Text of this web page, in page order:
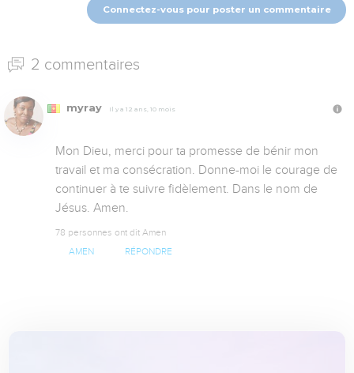
Connectez-vous pour poster un commentaire
2 commentaires
myray Il y a 12 ans, 10 mois
Mon Dieu, merci pour ta promesse de bénir mon
travail et ma consécration. Donne-moi le courage de
continuer à te suivre fidèlement. Dans le nom de
Jésus. Amen.
78 personnes ont dit Amen
AMEN RÉPONDRE